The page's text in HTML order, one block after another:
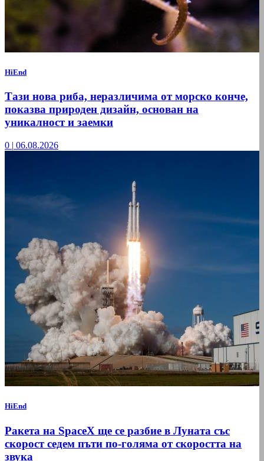
HiEnd
Тази нова риба, неразличима от морско конче,
показва природен дизайн, основан на
уникалност и заемки
0 | 06.08.2026
HiEnd
Ракета на SpaceX ще се разбие в Луната със
скорост седем пъти по-голяма от скоростта на
звука